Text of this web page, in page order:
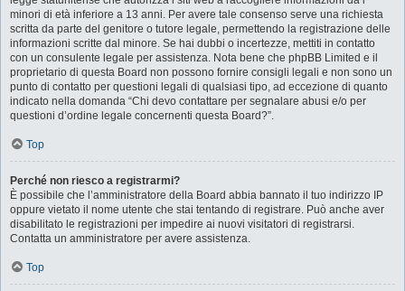
minori di età inferiore a 13 anni. Per avere tale consenso serve una richiesta
scritta da parte del genitore o tutore legale, permettendo la registrazione delle
informazioni scritte dal minore. Se hai dubbi o incertezze, mettiti in contatto
con un consulente legale per assistenza. Nota bene che phpBB Limited e il
proprietario di questa Board non possono fornire consigli legali e non sono un
punto di contatto per questioni legali di qualsiasi tipo, ad eccezione di quanto
indicato nella domanda “Chi devo contattare per segnalare abusi e/o per
questioni d’ordine legale concernenti questa Board?”.
Top
Perché non riesco a registrarmi?
È possibile che l’amministratore della Board abbia bannato il tuo indirizzo IP
oppure vietato il nome utente che stai tentando di registrare. Può anche aver
disabilitato le registrazioni per impedire ai nuovi visitatori di registrarsi.
Contatta un amministratore per avere assistenza.
Top